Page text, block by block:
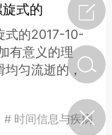
式的
式的2017-10-
有意义的理
均匀流逝的，
# 时间信息与疾病